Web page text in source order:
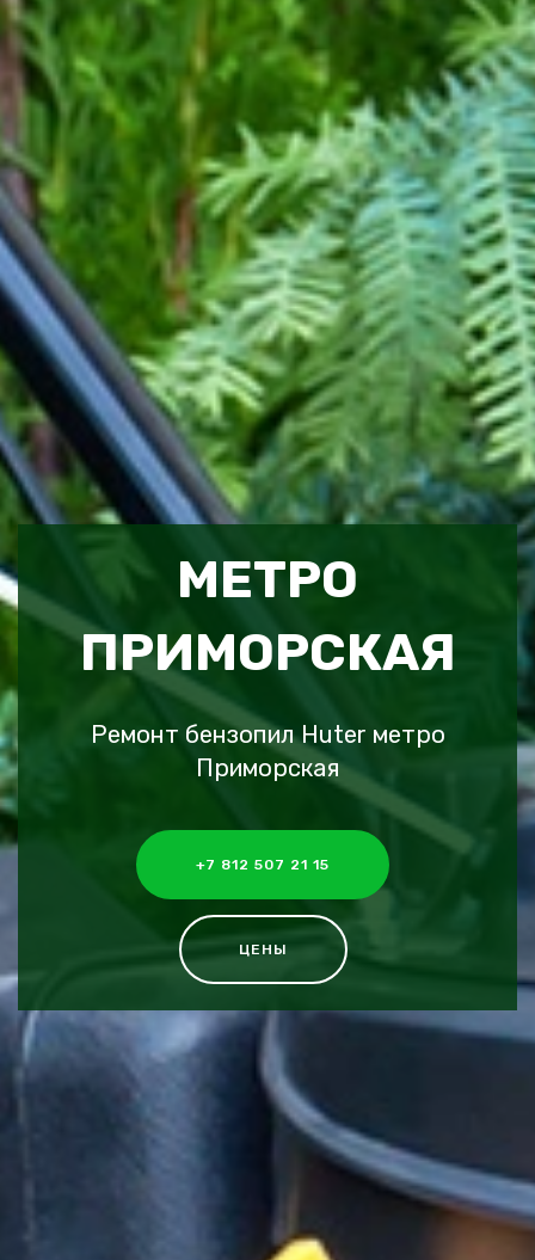
МЕТРО
ПРИМОРСКАЯ
Ремонт бензопил Huter метро
Приморская
+7 812 507 21 15
ЦЕНЫ